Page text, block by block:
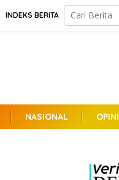
INDEKS BERITA
NASIONAL OPINI